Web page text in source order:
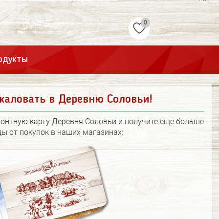
0
в Деревню Соловьи!
карту Деревня Соловьи и получите еще больше
от покупок в наших магазинах: